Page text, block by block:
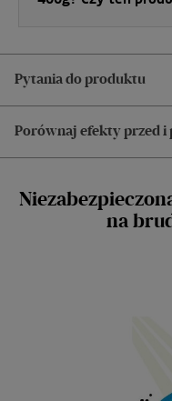
Pytania do produktu
Porównaj efekty przed i
na